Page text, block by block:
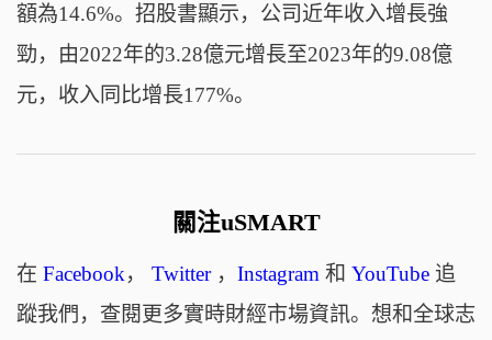
額為14.6%。招股書顯示，公司近年收入增長強
勁，由2022年的3.28億元增長至2023年的9.08億
元，收入同比增長177%。
關注uSMART
在 Facebook， Twitter， Instagram和 YouTube追
蹤我們，查閱更多實時財經市場資訊。想和全球志